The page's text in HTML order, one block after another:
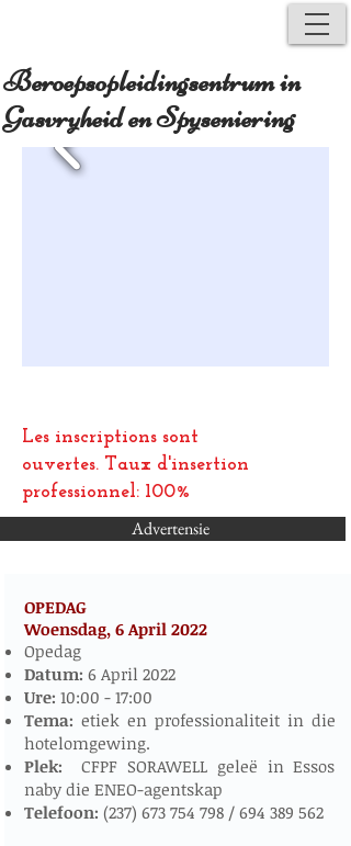
Beroepsopleidingsentrum in
Gasvryheid en Spyseniering
Advertensie
OPEDAG
Woensdag, 6 April 2022​​​​
Opedag
Datum: 6 April 2022
Ure: 10:00 - 17:00
Tema: etiek en professionaliteit in die
hotelomgewing.
Plek: CFPF SORAWELL geleë in Essos
naby die ENEO-agentskap
Telefoon: (237) 673 754 798/ 694 389 562
Les inscriptions sont
ouvertes. Taux d'insertion
professionnel: 100%